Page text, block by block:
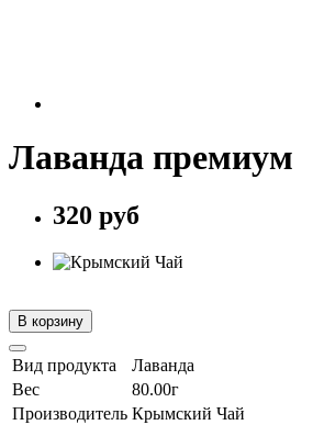
Лаванда премиум
320 руб
В корзину
Вид продукта
Лаванда
Вес
80.00г
Производитель Крымский Чай